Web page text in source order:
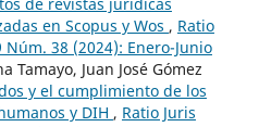
en Scopus y Wos , Ratio
Núm. 38 (2024): Enero-Junio
Tamayo, Juan José Gómez
y el cumplimiento de los
y DIH , Ratio Juris